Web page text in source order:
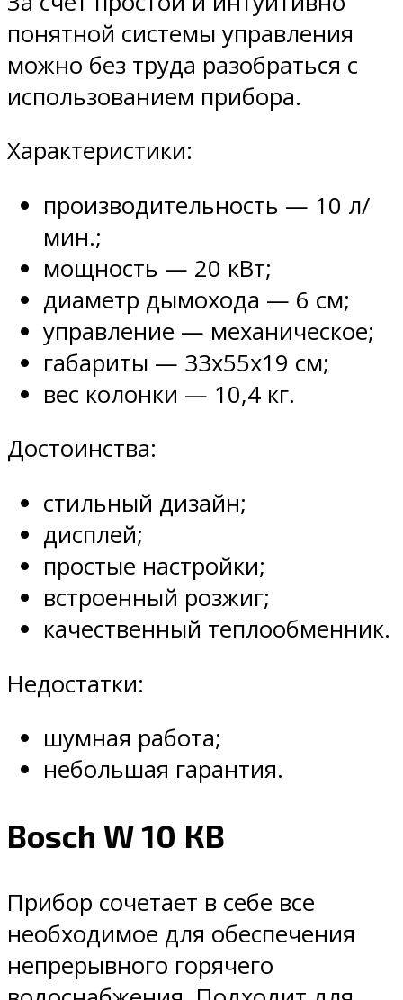
понятной системы управления
можно без труда разобраться с
использованием прибора.
Характеристики:
производительность — 10 л/
мин.;
мощность — 20 кВт;
диаметр дымохода — 6 см;
управление — механическое;
габариты — 33х55х19 см;
вес колонки — 10,4 кг.
Достоинства:
стильный дизайн;
дисплей;
простые настройки;
встроенный розжиг;
качественный теплообменник.
Недостатки:
шумная работа;
небольшая гарантия.
Bosch W 10 КВ
Прибор сочетает в себе все
необходимое для обеспечения
непрерывного горячего